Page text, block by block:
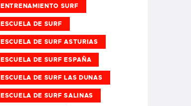
ENTRENAMIENTO SURF
ESCUELA DE SURF
ESCUELA DE SURF ASTURIAS
ESCUELA DE SURF ESPAÑA
ESCUELA DE SURF LAS DUNAS
ESCUELA DE SURF SALINAS